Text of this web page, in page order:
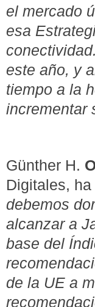
el mercado
esa
este año, y
tiempo a la
incrementar
Günther H.
Digitales,
debemos
alcanzar a
base del
de la UE a